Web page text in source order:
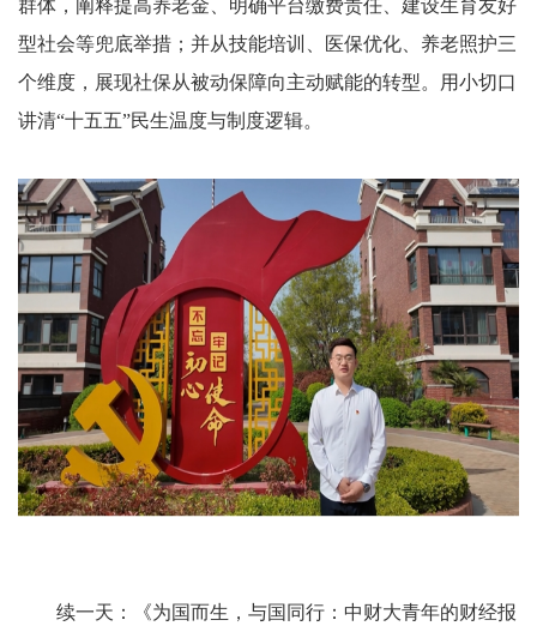
群体，阐释提高养老金、明确平台缴费责任、建设生育友好
型社会等兜底举措；并从技能培训、医保优化、养老照护三
个维度，展现社保从被动保障向主动赋能的转型。用小切口
讲清“十五五”民生温度与制度逻辑。
续一天：《为国而生，与国同行：中财大青年的财经报